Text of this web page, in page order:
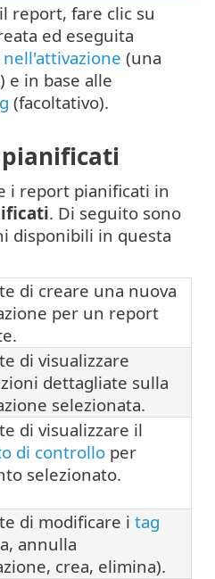
report, fare clic su
ed eseguita
nell'attivazione (una
e in base alle
(facoltativo).
pianificati
i report pianificati in
. Di seguito sono
disponibili in questa
di creare una nuova
per un report
di visualizzare
dettagliate sulla
selezionata.
di visualizzare il
di controllo per
selezionato.
di modificare i tag
annulla
crea, elimina).